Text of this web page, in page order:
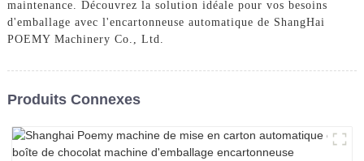
maintenance. Découvrez la solution idéale pour vos besoins
d'emballage avec l'encartonneuse automatique de ShangHai
POEMY Machinery Co., Ltd.
Produits Connexes